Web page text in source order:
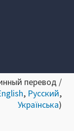
перевод /
, Русский,
Українська)